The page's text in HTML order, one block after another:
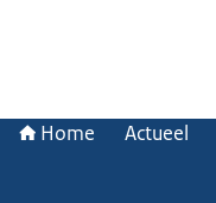
Home Actueel